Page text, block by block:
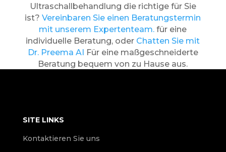
Ultraschallbehandlung die richtige für Sie
ist?Vereinbaren Sie einen Beratungstermin
mit unserem Expertenteam. für eine
individuelle Beratung, oder Chatten Sie mit
Dr. Preema AI Für eine maßgeschneiderte
Beratung bequem von zu Hause aus.
SITE LINKS
Kontaktieren Sie uns